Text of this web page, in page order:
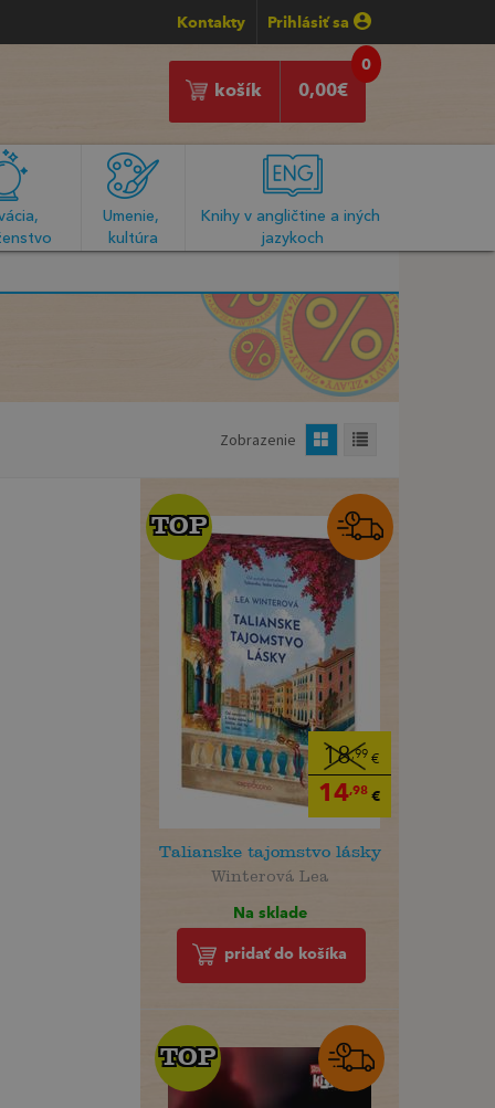
Kontakty Prihlásiť sa
0
0,00€
košík
Umenie,
kultúra
Knihy v angličtine a iných
jazykoch
Zobrazenie
18,99 €
14,98€
TOP
TOP
Talianske tajomstvo lásky
Winterová Lea
Na sklade
pridať do košíka
TOP
TOP